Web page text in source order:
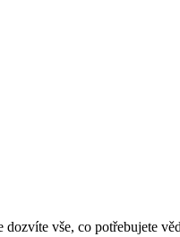
vše, co potřebujete